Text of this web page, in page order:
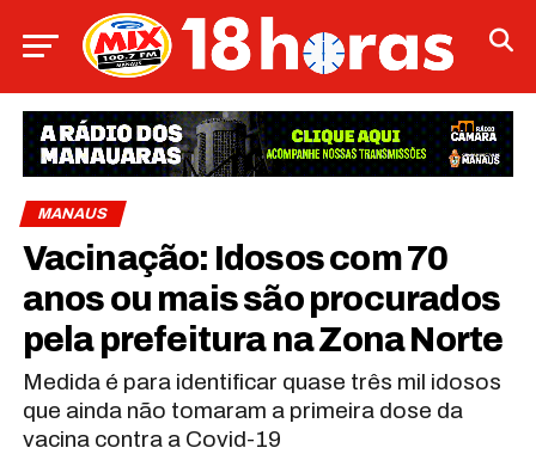
MANAUS
Vacinação: Idosos com 70
anos ou mais são procurados
pela prefeitura na Zona Norte
Medida é para identificar quase três mil idosos
que ainda não tomaram a primeira dose da
vacina contra a Covid-19